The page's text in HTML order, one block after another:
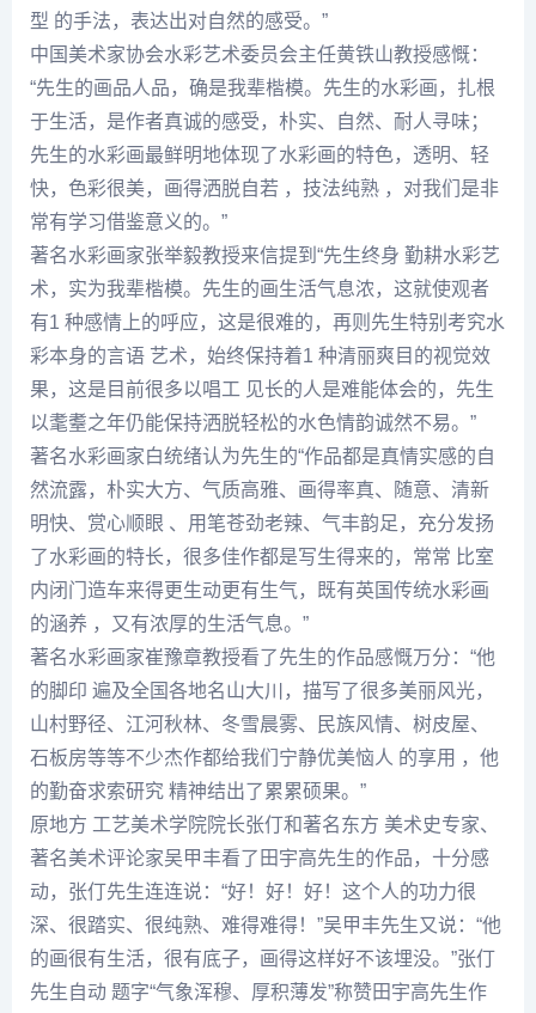
型 的手法，表达出对自然的感受。”
中国美术家协会水彩艺术委员会主任黄铁山教授感慨：
“先生的画品人品，确是我辈楷模。先生的水彩画，扎根
于生活，是作者真诚的感受，朴实、自然、耐人寻味；
先生的水彩画最鲜明地体现了水彩画的特色，透明、轻
快，色彩很美，画得洒脱自若 ，技法纯熟 ，对我们是非
常有学习借鉴意义的。”
著名水彩画家张举毅教授来信提到“先生终身 勤耕水彩艺
术，实为我辈楷模。先生的画生活气息浓，这就使观者
有1 种感情上的呼应，这是很难的，再则先生特别考究水
彩本身的言语 艺术，始终保持着1 种清丽爽目的视觉效
果，这是目前很多以唱工 见长的人是难能体会的，先生
以耄耋之年仍能保持洒脱轻松的水色情韵诚然不易。”
著名水彩画家白统绪认为先生的“作品都是真情实感的自
然流露，朴实大方、气质高雅、画得率真、随意、清新
明快、赏心顺眼 、用笔苍劲老辣、气丰韵足，充分发扬
了水彩画的特长，很多佳作都是写生得来的，常常 比室
内闭门造车来得更生动更有生气，既有英国传统水彩画
的涵养 ，又有浓厚的生活气息。”
著名水彩画家崔豫章教授看了先生的作品感慨万分：“他
的脚印 遍及全国各地名山大川，描写了很多美丽风光，
山村野径、江河秋林、冬雪晨雾、民族风情、树皮屋、
石板房等等不少杰作都给我们宁静优美恼人 的享用 ，他
的勤奋求索研究 精神结出了累累硕果。”
原地方 工艺美术学院院长张仃和著名东方 美术史专家、
著名美术评论家吴甲丰看了田宇高先生的作品，十分感
动， 张仃先生连连说：“好！好！好！这个人的功力很
深、很踏实、很纯熟、难得难得！”吴甲丰先生又说：“他
的画很有生活，很有底子，画得这样好不该埋没。”张仃
先生自动 题字“气象浑穆、厚积薄发”称赞田宇高先生作